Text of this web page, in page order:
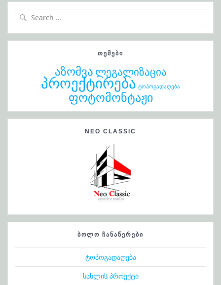
ᲗᲔᲛᲔᲑᲘ
აზომვა ლეგალიზაცია
პროექტირება ტოპოგადაღება
ფოტომონტაჟი
NEO CLASSIC
ᲑᲝᲚᲝ ᲩᲐᲜᲐᲬᲔᲠᲔᲑᲘ
ტოპოგადაღება
სახლის პროექტი